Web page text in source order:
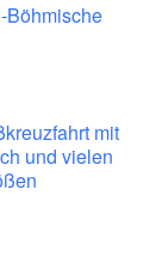
Böhmische
mit
und vielen